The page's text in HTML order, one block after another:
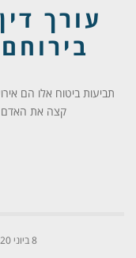
עורך
תביעות ביטוח אלו הם
קצה את האדם
8 ביוני 2020